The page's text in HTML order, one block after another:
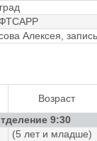
Алексея,
Возраст
9:30
(5 лет и младше)